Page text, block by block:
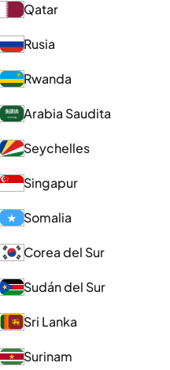
Qatar
Rusia
Rwanda
Arabia Saudita
Seychelles
Singapur
Somalia
Corea del Sur
Sudán del Sur
Sri Lanka
Surinam